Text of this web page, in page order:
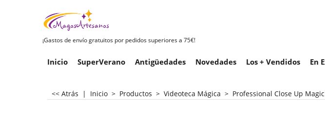
¡Gastos de envío gratuitos por pedidos superiores a 75€!
Inicio SuperVerano Antigüedades Novedades Los + Vendidos En
<< Atrás | Inicio > Productos > Videoteca Mágica > Professional Close Up